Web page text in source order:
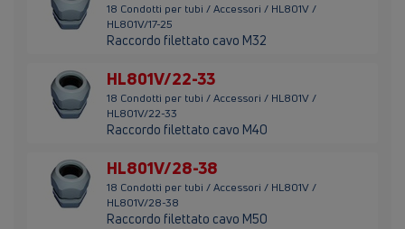
18 Condotti per tubi / Accessori / HL801V /
HL801V/17-25
Raccordo filettato cavo M32
HL801V/22-33
18 Condotti per tubi / Accessori / HL801V /
HL801V/22-33
Raccordo filettato cavo M40
HL801V/28-38
18 Condotti per tubi / Accessori / HL801V /
HL801V/28-38
Raccordo filettato cavo M50